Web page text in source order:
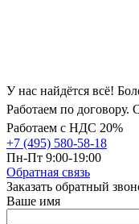
У нас найдётся всё!
Работаем по договору.
Работаем с НДС 20%
+7 (495) 580-58-18
Пн-Пт 9:00-19:00
Обратная связь
Заказать обратный
Ваше имя